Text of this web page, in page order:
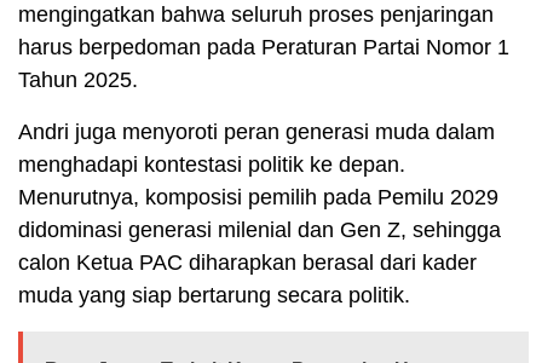
mengingatkan bahwa seluruh proses penjaringan
harus berpedoman pada Peraturan Partai Nomor 1
Tahun 2025.
Andri juga menyoroti peran generasi muda dalam
menghadapi kontestasi politik ke depan.
Menurutnya, komposisi pemilih pada Pemilu 2029
didominasi generasi milenial dan Gen Z, sehingga
calon Ketua PAC diharapkan berasal dari kader
muda yang siap bertarung secara politik.